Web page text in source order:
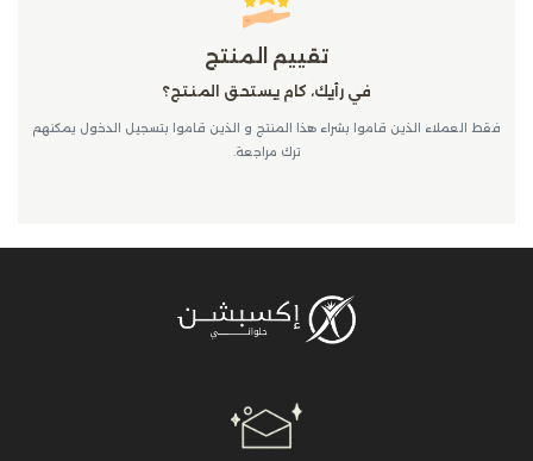
تقييم المنتج
في رأيك، كام يستحق المنتج؟
فقط العملاء الذين قاموا بشراء هذا المنتج و الذين قاموا بتسجيل الدخول يمكنهم
ترك مراجعة.